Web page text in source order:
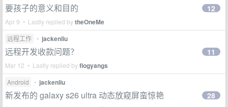
要孩子的意义和目的
Apr 9 • Lastly replied bytheOneMe
12
远程工作 • jackenliu
远程开发收款问题？
Mar 12 • Lastly replied byflogyangs
11
Android • jackenliu
新发布的 galaxy s26 ultra 动态放窥屏蛮惊艳 28